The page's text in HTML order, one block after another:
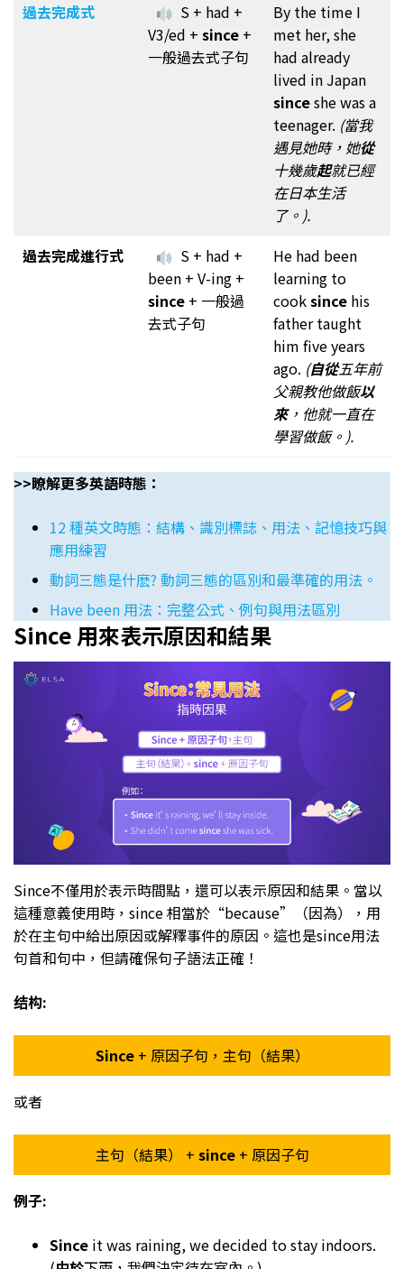
過去完成式
S + had +
V3/ed + since +
一般過去式子句
By the time I
met her, she
had already
lived in Japan
sinceshe was a
teenager. (當我
遇見她時，她從
十幾歲起就已經
在日本生活
了。).
過去完成進行式
S + had +
been + V-ing +
since + 一般過
去式子句
He had been
learning to
cooksince his
father taught
him five years
ago. (自從五年前
父親教他做飯以
來，他就一直在
學習做飯。).
>>瞭解更多英語時態：
12 種英文時態：結構、識別標誌、用法、記憶技巧與
應用練習
動詞三態是什麽? 動詞三態的區別和最準確的用法。
Have been 用法：完整公式、例句與用法區別
Since 用來表示原因和結果
Since不僅用於表示時間點，還可以表示原因和結果。當以
這種意義使用時，since 相當於“because”（因為），用
於在主句中給出原因或解釋事件的原因。這也是since用法
句首和句中，但請確保句子語法正確！
结构:
Since+ 原因子句，主句（結果）
或者
主句（結果） + since+ 原因子句
例子:
Since it was raining, we decided to stay indoors.